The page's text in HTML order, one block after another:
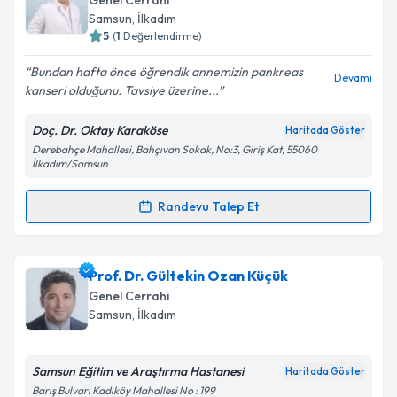
takvim hazırlandığında e-posta ile bilgilendireceğiz.
Kişisel verilerimin işlenmesine ilişkin
Aydınlatma
Metni'ni okudum ve kişisel verilerimin belirtilen
kapsamda işlenmesini kabul ediyorum.
Takvim Talebini Gönder
Samsun, İlkadım
5 (1 Değerlendirme)
Bundan hafta önce öğrendik annemizin pankreas
kanseri olduğunu. Tavsiye üzerine...
Devamı
Doç. Dr. Oktay Karaköse Haritada Göster
Derebahçe Mahallesi, Bahçıvan Sokak, No:3, Giriş Kat, 55060
İlkadım/Samsun
Randevu Talep Et
Randevu Takvimi Talebi
Doç. Dr. Oktay Karaköseiçin randevu takvimi talebi
oluşturun. Size bu uzmandan randevu almanız için bir
takvim hazırlandığında e-posta ile bilgilendireceğiz.
Prof. Dr. Gültekin Ozan Küçük
Genel Cerrahi
Samsun, İlkadım
Samsun Eğitim ve Araştırma Hastanesi Haritada Göster
Barış Bulvarı Kadıköy Mahallesi No : 199